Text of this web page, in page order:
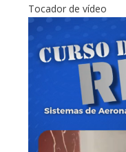
Tocador de vídeo